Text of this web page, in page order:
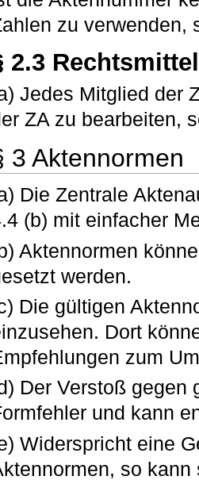
zu verwenden,
2.3 Rechtsmittel
Jedes Mitglied der
ZA zu bearbeiten,
3 Aktennormen
Die Zentrale
(b) mit einfacher
Aktennormen
werden.
Die gültigen
Dort
zum
Der Verstoß gegen
und kann
Widerspricht eine
so